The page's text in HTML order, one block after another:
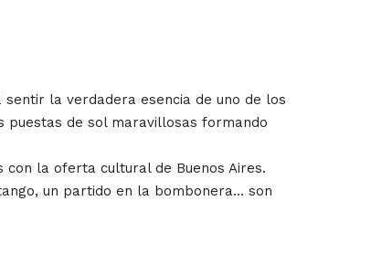
la verdadera esencia de uno de los
puestas de sol maravillosas formando
la oferta cultural de Buenos Aires.
un partido en la bombonera… son